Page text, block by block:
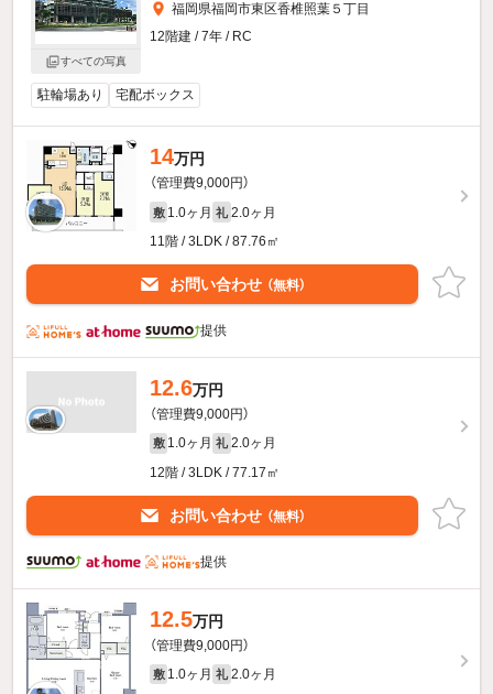
すべての写真
福岡県福岡市東区香椎照葉５丁目
12階建 / 7年 / RC
駐輪場あり 宅配ボックス
14万円
（管理費9,000円）
敷 1.0ヶ月 礼 2.0ヶ月
11階 / 3LDK / 87.76㎡
お問い合わせ （無料）
提供
12.6万円
（管理費9,000円）
敷 1.0ヶ月 礼 2.0ヶ月
12階 / 3LDK / 77.17㎡
お問い合わせ （無料）
提供
12.5万円
（管理費9,000円）
敷 1.0ヶ月 礼 2.0ヶ月